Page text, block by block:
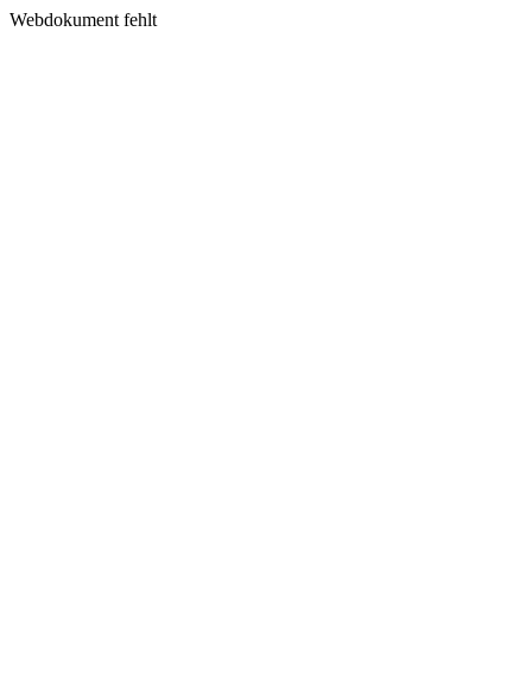
Webdokument fehlt